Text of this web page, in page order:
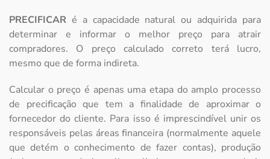
PRECIFICAR é a capacidade natural ou adquirida para
determinar e informar o melhor preço para atrair
compradores. O preço calculado correto terá lucro,
mesmo que de forma indireta.
Calcular o preço é apenas uma etapa do amplo processo
de precificação que tem a finalidade de aproximar o
fornecedor do cliente. Para isso é imprescindível unir os
responsáveis pelas áreas financeira (normalmente aquele
que detém o conhecimento de fazer contas), produção